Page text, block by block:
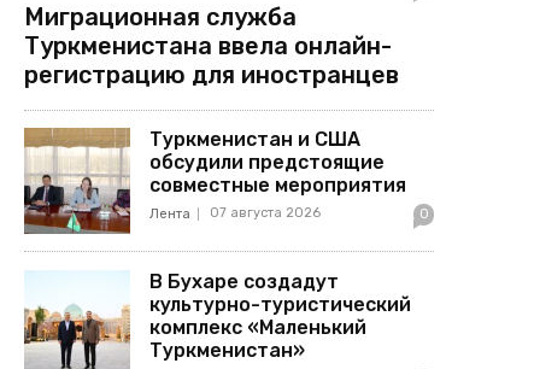
Миграционная служба
Туркменистана ввела онлайн-
регистрацию для иностранцев
Туркменистан и США
обсудили предстоящие
совместные мероприятия
Лента 07 августа 2026 0
В Бухаре создадут
культурно-туристический
комплекс «Маленький
Туркменистан»